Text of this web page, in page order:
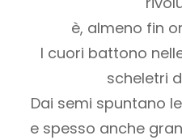
è, almeno fin
I cuori battono
scheletri
Dai semi spuntano
e spesso anche